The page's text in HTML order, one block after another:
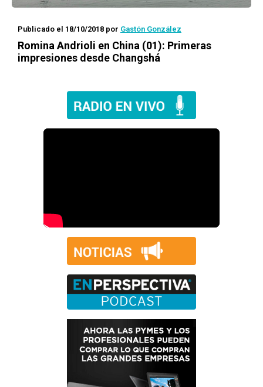
Publicado el 18/10/2018 por Gastón González
Romina Andrioli en China (01): Primeras
impresiones desde Changshá